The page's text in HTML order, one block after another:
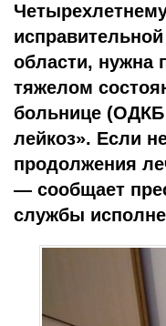
области, нужна
тяжелом
больнице
лейкоз». Если
продолжения
— сообщает
службы